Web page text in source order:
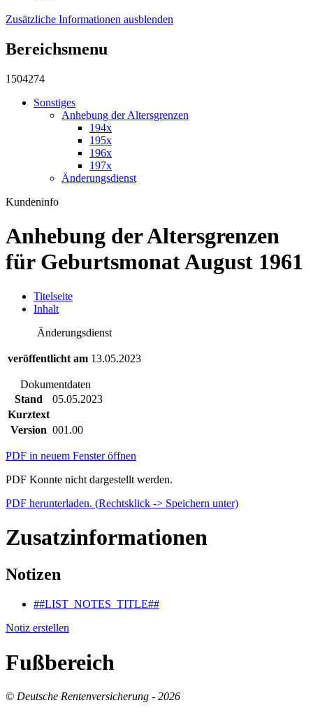
Zusätzliche Informationen ausblenden
Bereichsmenu
1504274
Sonstiges
Anhebung der Altersgrenzen
194x
195x
196x
197x
Änderungsdienst
Kundeninfo
Anhebung der Altersgrenzen
für Geburtsmonat August 1961
Titelseite
Inhalt
Änderungsdienst
veröffentlicht am 13.05.2023
Dokumentdaten
Stand
05.05.2023
Kurztext
Version 001.00
PDF in neuem Fenster öffnen
PDF Konnte nicht dargestellt werden.
PDF herunterladen. (Rechtsklick -> Speichern unter)
Zusatzinformationen
Notizen
##LIST_NOTES_TITLE##
Notiz erstellen
Fußbereich
© Deutsche Rentenversicherung - 2026